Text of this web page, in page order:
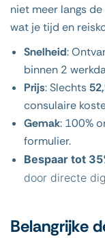
niet meer langs
wat je tijd en
Snelheid:
binnen 2
Prijs: Slechts
consulaire
Gemak: 100%
formulier.
Bespaar tot
door directe
Belangrijke